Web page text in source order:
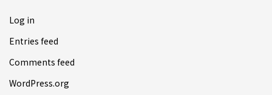
Log in
Entries feed
Comments feed
WordPress.org